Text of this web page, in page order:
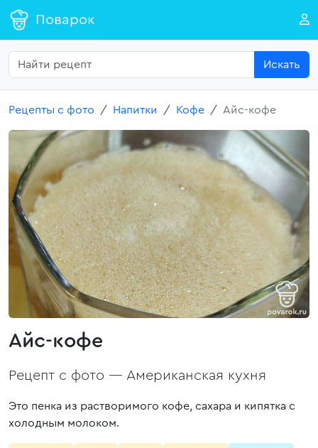
Поварок
Искать
Рецепты с фото Напитки Кофе Айс-кофе
Айс-кофе
Рецепт с фото — Американская кухня
Это пенка из растворимого кофе, сахара и кипятка с
холодным молоком.